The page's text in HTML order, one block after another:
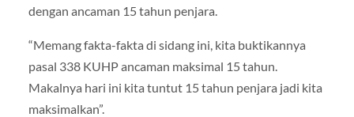
dengan ancaman 15 tahun penjara.
“Memang fakta-fakta di sidang ini, kita buktikannya
pasal 338 KUHP ancaman maksimal 15 tahun.
Makalnya hari ini kita tuntut 15 tahun penjara jadi kita
maksimalkan”.